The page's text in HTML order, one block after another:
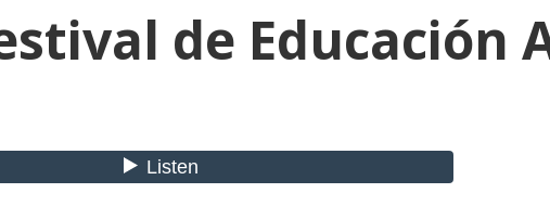
de Educación